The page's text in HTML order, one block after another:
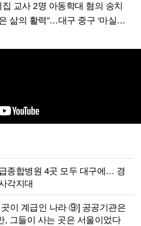
교사 2명 아동학대 혐의 송치
대구 중구 ‘마실방앗간’ 어르신들의 인생 2막
종합병원 4곳 모두 대구에… 경
각지대
이 계급인 나라 ⑨] 공공기관은
, 그들이 사는 곳은 서울이었다